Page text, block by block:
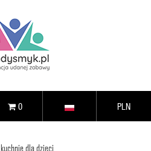
0 PLN
kuchnie dla dzieci